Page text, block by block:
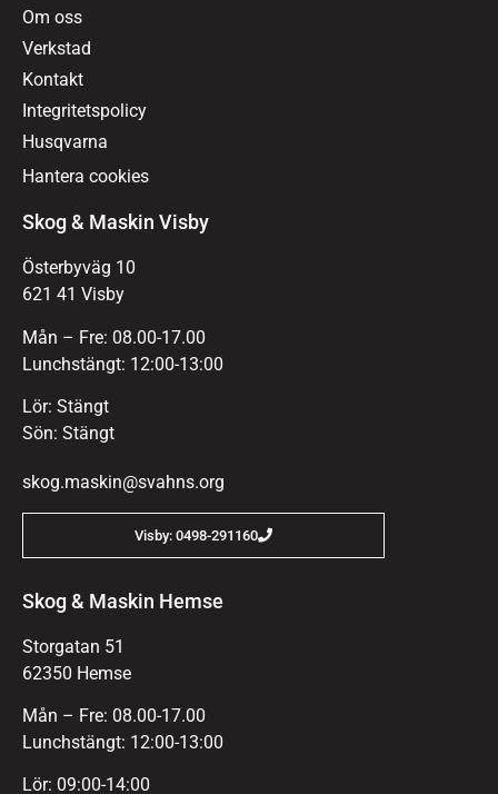
Om oss
Verkstad
Kontakt
Integritetspolicy
Husqvarna
Hantera cookies
Skog & Maskin Visby
Österbyväg 10
621 41 Visby
Mån – Fre: 08.00-17.00
Lunchstängt: 12:00-13:00
Lör: Stängt
Sön: Stängt
skog.maskin@svahns.org
Visby: 0498-291160
Skog & Maskin Hemse
Storgatan 51
62350 Hemse
Mån – Fre: 08.00-17.00
Lunchstängt: 12:00-13:00
Lör: 09:00-14:00